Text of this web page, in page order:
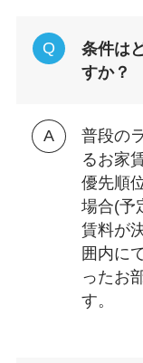
条件は
すか？
普段の
るお家
優先順
場合(予
賃料が
囲内に
ったお
す。